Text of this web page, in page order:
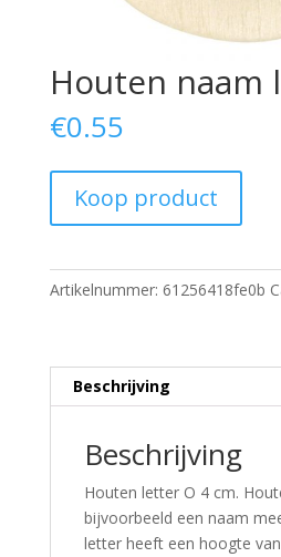
Houten naam
€0.55
Koop product
Artikelnummer: 61256418fe0b
Beschrijving
Beschrijving
Houten letter O 4 cm.
bijvoorbeeld een naam
letter heeft een hoogte